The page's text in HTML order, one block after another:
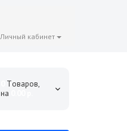
Личный кабинет
Tоваров,
на